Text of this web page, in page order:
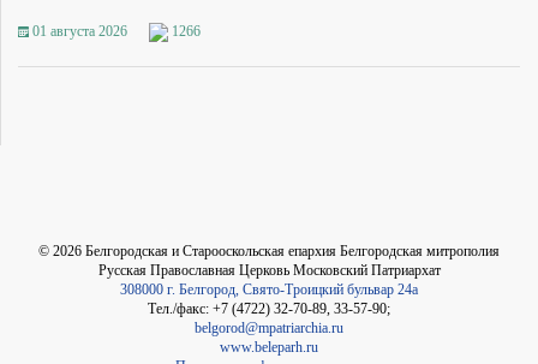
01 августа 2026 1266
© 2026 Белгородская и Старооскольская епархия Белгородская митрополия
Русская Православная Церковь Московский Патриархат
308000 г. Белгород, Свято-Троицкий бульвар 24а
Тел./факс: +7 (4722) 32-70-89, 33-57-90;
belgorod@mpatriarchia.ru
www.beleparh.ru